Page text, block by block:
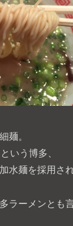
麺。
いう博多、
水麺を採用さ
ラーメンとも